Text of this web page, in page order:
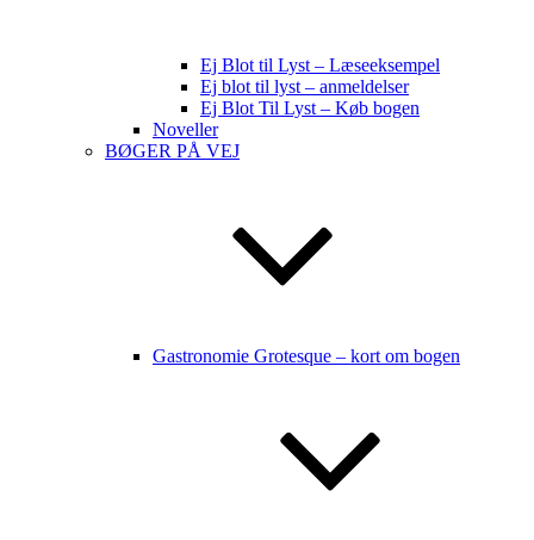
Ej Blot til Lyst – Læseeksempel
Ej blot til lyst – anmeldelser
Ej Blot Til Lyst – Køb bogen
Noveller
BØGER PÅ VEJ
Gastronomie Grotesque – kort om bogen